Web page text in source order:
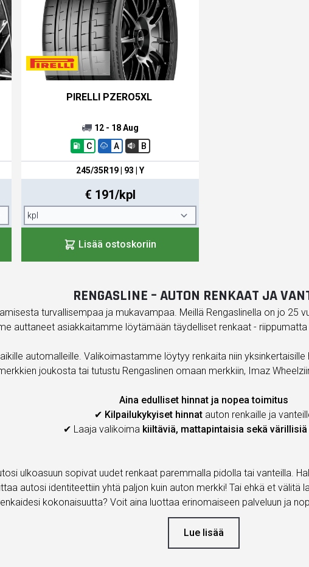
PIRELLI PZERO5XL
12 - 18 Aug
C
A B
245/35R19 | 93 | Y
€ 191/kpl
Lisää ostoskoriin
RENGASLINE – AUTON RENKAAT JA
turvallisempaa ja mukavampaa. Meillä Rengaslinella on jo 25
auttaneet asiakkaitamme löytämään täydelliset renkaat -
automalleille. Valikoimastamme löytyy renkaita niin
joukosta tai tutustu Rengaslinen omaan merkkiin, Imaz
Aina edulliset hinnat ja nopea toimitus
✔ Kilpailukykyiset hinnat auton renkaille ja
✔ Laaja valikoima kiiltäviä, mattapintaisia sekä värillisiä
ulkoasuun sopivat uudet renkaat paremmalla pidolla tai vanteilla.
autosi identiteettiin yhtä paljon kuin auton merkki! Tai ehkä et välitä
kokonaisuutta? Voit aina luottaa erinomaiseen palveluun ja
Lue lisää